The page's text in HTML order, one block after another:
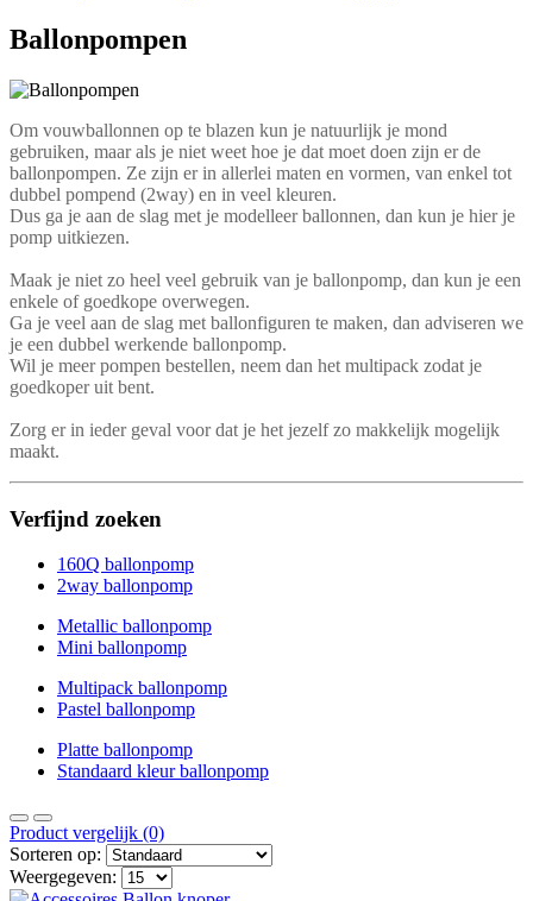
Ballonpompen
Om vouwballonnen op te blazen kun je natuurlijk je mond
gebruiken, maar als je niet weet hoe je dat moet doen zijn er de
ballonpompen. Ze zijn er in allerlei maten en vormen, van enkel tot
dubbel pompend (2way) en in veel kleuren.
Dus ga je aan de slag met je modelleer ballonnen, dan kun je hier je
pomp uitkiezen.
Maak je niet zo heel veel gebruik van je ballonpomp, dan kun je een
enkele of goedkope overwegen.
Ga je veel aan de slag met ballonfiguren te maken, dan adviseren we
je een dubbel werkende ballonpomp.
Wil je meer pompen bestellen, neem dan het multipack zodat je
goedkoper uit bent.
Zorg er in ieder geval voor dat je het jezelf zo makkelijk mogelijk
maakt.
Verfijnd zoeken
160Q ballonpomp
2way ballonpomp
Metallic ballonpomp
Mini ballonpomp
Multipack ballonpomp
Pastel ballonpomp
Platte ballonpomp
Standaard kleur ballonpomp
Product vergelijk (0)
Sorteren op:
Weergegeven: